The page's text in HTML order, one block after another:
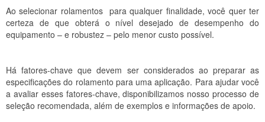
Ao selecionar rolamentos para qualquer finalidade, você quer ter
certeza de que obterá o nível desejado de desempenho do
equipamento – e robustez – pelo menor custo possível.
Há fatores-chave que devem ser considerados ao preparar as
especificações do rolamento para uma aplicação. Para ajudar você
a avaliar esses fatores-chave, disponibilizamos nosso processo de
seleção recomendada, além de exemplos e informações de apoio.